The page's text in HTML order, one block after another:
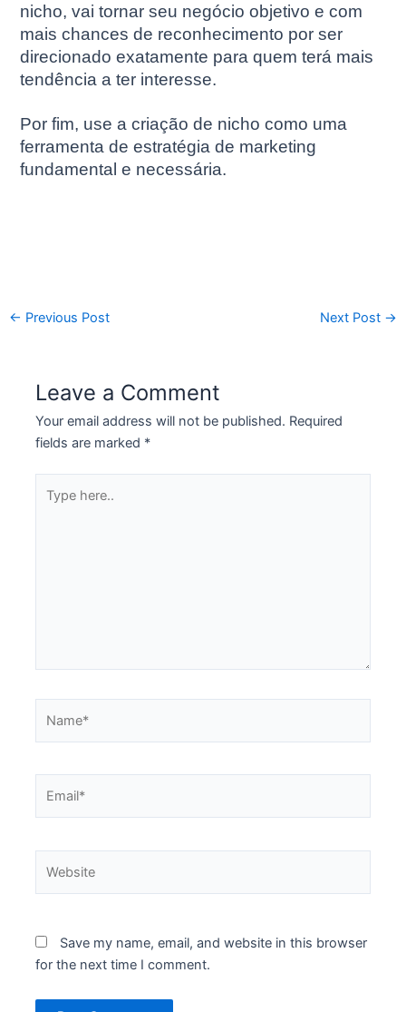
nicho, vai tornar seu negócio objetivo e com
mais chances de reconhecimento por ser
direcionado exatamente para quem terá mais
tendência a ter interesse.
Por fim, use a criação de nicho como uma
ferramenta de estratégia de marketing
fundamental e necessária.
← Previous Post Next Post →
Leave a Comment
Your email address will not be published. Required
fields are marked *
here..
Save my name, email, and website in this browser
for the next time I comment.